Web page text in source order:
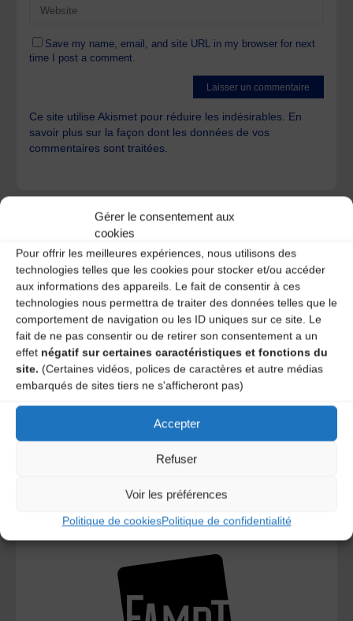
Gérer le consentement aux
cookies
Pour offrir les meilleures expériences, nous utilisons des
technologies telles que les cookies pour stocker et/ou accéder
aux informations des appareils. Le fait de consentir à ces
technologies nous permettra de traiter des données telles que le
comportement de navigation ou les ID uniques sur ce site. Le
fait de ne pas consentir ou de retirer son consentement a un
effet négatif sur certaines caractéristiques et fonctions du
site. (Certaines vidéos, polices de caractères et autre médias
embarqués de sites tiers ne s'afficheront pas)
Accepter
Refuser
Voir les préférences
Politique de cookiesPolitique de confidentialité
Save my name, email, and site URL in my browser for next
time I post a comment.
Ce site utilise Akismet pour réduire les indésirables. En
savoir plus sur la façon dont les données de vos
commentaires sont traitées.
A DECOUVRIR :
L’AMTA EST MEMBRE DE LA